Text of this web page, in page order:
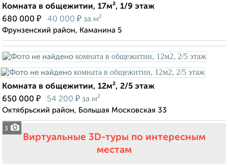
Комната в общежитии, 17м², 1/9 этаж
680 000 ₽ 40 000 ₽ за м²
Фрунзенский район, Каманина 5
3
Комната в общежитии, 12м², 2/5 этаж
650 000 ₽ 54 200 ₽ за м²
Октябрьский район, Большая Московская 33
Виртуальные 3D-туры по интересным
местам